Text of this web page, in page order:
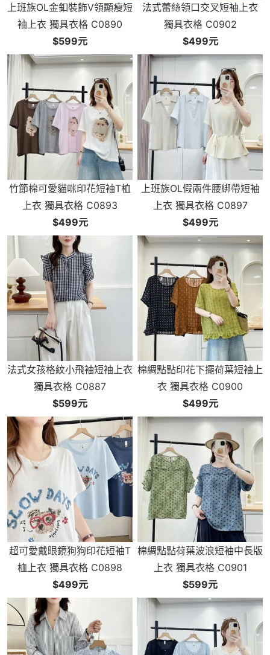
上班族OL金釦裝飾V領顯瘦短
袖上衣 獨具衣格 C0890
$599元
法式蕾絲領口交叉短袖上衣
獨具衣格 C0902
$499元
竹節棉可愛貓咪印花短袖T桖
上衣 獨具衣格 C0893
$499元
上班族OL假兩件腰綁帶短袖
上衣 獨具衣格 C0897
$499元
法式女孩格紋小飛袖短袖上衣
獨具衣格 C0887
$599元
棉綢點點印花下擺荷葉短袖上
衣 獨具衣格 C0900
$499元
超可愛戴眼鏡狗狗印花短袖T
桖上衣 獨具衣格 C0898
$499元
棉綢點點荷葉波浪短袖中長版
上衣 獨具衣格 C0901
$599元